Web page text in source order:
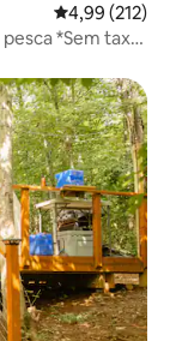
4,99 de uma
4,99 (212)
*Sem taxa